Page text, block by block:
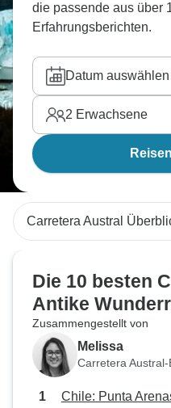
die passende aus über
Erfahrungsberichten.
Datum auswählen
2 Erwachsene
Carretera Austral
Die 10 besten
Antike
Zusammengestellt von
Melissa
Carretera
Chile: Punta